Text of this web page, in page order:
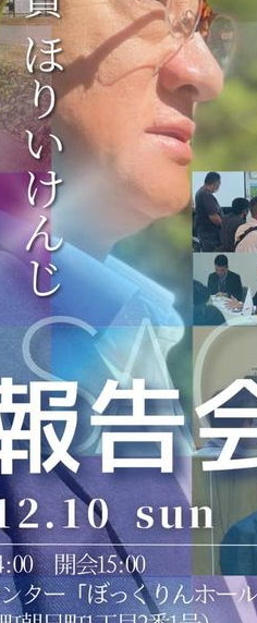
メ
イ
ン
コ
ン
テ
ン
ツ
へ
移
動